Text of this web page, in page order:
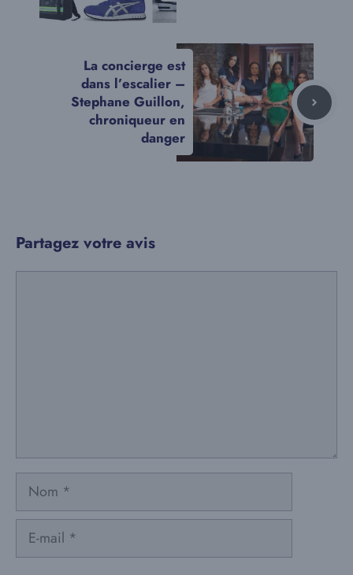
La concierge est
dans l’escalier –
Stephane Guillon,
chroniqueur en
danger
Partagez votre avis
Nom